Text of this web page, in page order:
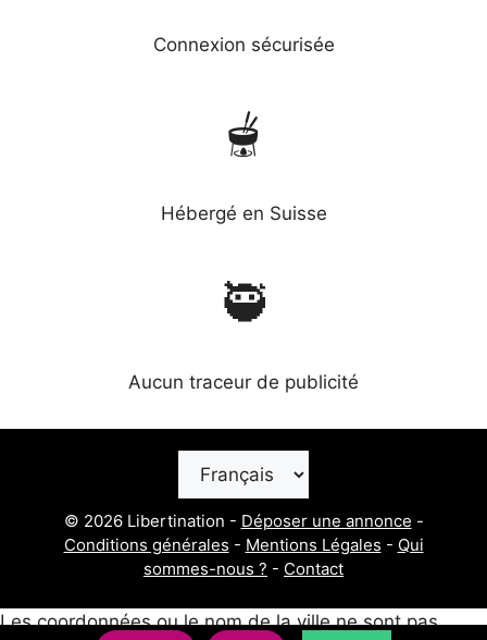
Connexion sécurisée
🫕
Hébergé en Suisse
🥷
Aucun traceur de publicité
une
© 2026 Libertination - Déposer une annonce -
Conditions générales - Mentions Légales - Qui
sommes-nous ? - Contact
Les coordonnées ou le nom de la ville ne sont pas